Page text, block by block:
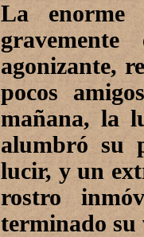
La enorme
agonizante,
pocos
mañana, la
alumbró su
lucir, y un
rostro
terminado su